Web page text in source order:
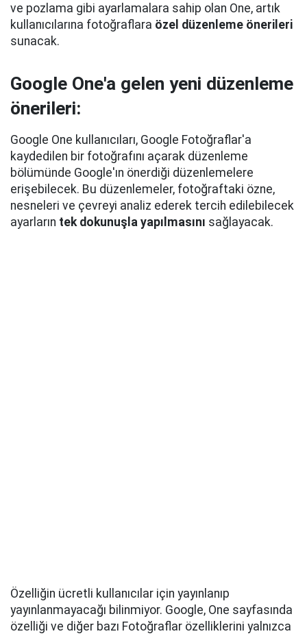
ve pozlama gibi ayarlamalara sahip olan One, artık
kullanıcılarına fotoğraflara özel düzenleme önerileri
sunacak.
Google One'a gelen yeni düzenleme
önerileri:
Google One kullanıcıları, Google Fotoğraflar'a
kaydedilen bir fotoğrafını açarak düzenleme
bölümünde Google'ın önerdiği düzenlemelere
erişebilecek. Bu düzenlemeler, fotoğraftaki özne,
nesneleri ve çevreyi analiz ederek tercih edilebilecek
ayarların tek dokunuşla yapılmasını sağlayacak.
Özelliğin ücretli kullanıcılar için yayınlanıp
yayınlanmayacağı bilinmiyor. Google, One sayfasında
özelliği ve diğer bazı Fotoğraflar özelliklerini yalnızca